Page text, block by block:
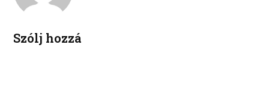
n
Szólj hozzá